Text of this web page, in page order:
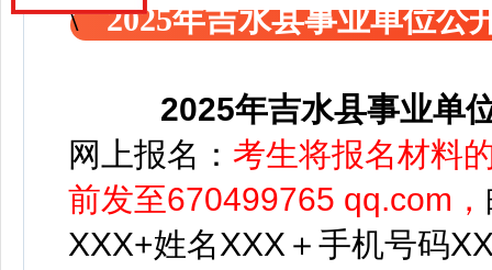
2025年吉水县事业单位公
2025年吉水县事业单
网上报名： 考生将报名材料
前发至670499765 qq.com，
XXX+姓名XXX＋手机号码